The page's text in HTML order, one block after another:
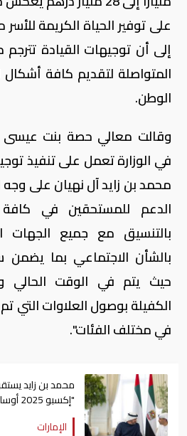
على توفير الحياة الكريمة
إلى أن توجيهات القيادة
المتواصلة لتقديم كافة أشكال
الوطن.
وقالت معالي حصة بنت عيسى
في الوزارة تعمل على تنفيذ
محمد بن زايد آل نهيان على
الدعم للمستحقين في كافة
بالتنسيق مع جميع الجهات
بالشأن الاجتماعي بما يضمن
حيث يتم في الوقت الحالي
الكفيلة بوصول العلاوات التي
في مختلف الفئات".
محمد بن زايد
معهم
الإمارات